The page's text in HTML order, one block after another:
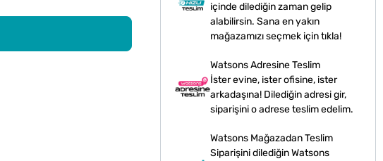
içinde dilediğin zaman gelip
alabilirsin. Sana en yakın
mağazamızı seçmek için tıkla!
Watsons Adresine Teslim
İster evine, ister ofisine, ister
arkadaşına! Dilediğin adresi gir,
siparişini o adrese teslim edelim.
Watsons Mağazadan Teslim
Siparişini dilediğin Watsons